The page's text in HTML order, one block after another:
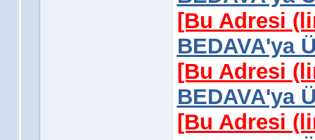
[Bu Adresi
BEDAVA'ya
[Bu Adresi
BEDAVA'ya
[Bu Adresi